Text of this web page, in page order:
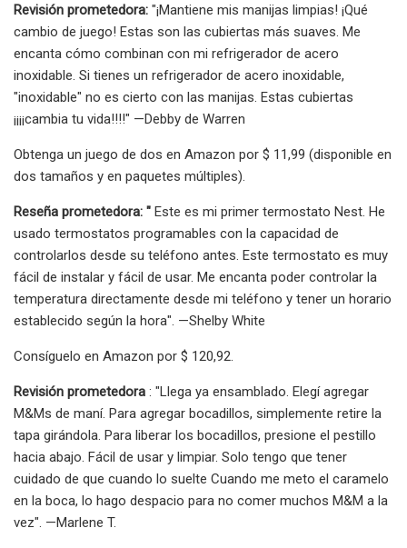
Revisión prometedora: "¡Mantiene mis manijas limpias! ¡Qué
cambio de juego! Estas son las cubiertas más suaves. Me
encanta cómo combinan con mi refrigerador de acero
inoxidable. Si tienes un refrigerador de acero inoxidable,
"inoxidable" no es cierto con las manijas. Estas cubiertas
¡¡¡¡cambia tu vida!!!!" —Debby de Warren
Obtenga un juego de dos en Amazon por $ 11,99 (disponible en
dos tamaños y en paquetes múltiples).
Reseña prometedora: " Este es mi primer termostato Nest. He
usado termostatos programables con la capacidad de
controlarlos desde su teléfono antes. Este termostato es muy
fácil de instalar y fácil de usar. Me encanta poder controlar la
temperatura directamente desde mi teléfono y tener un horario
establecido según la hora". —Shelby White
Consíguelo en Amazon por $ 120,92.
Revisión prometedora : "Llega ya ensamblado. Elegí agregar
M&Ms de maní. Para agregar bocadillos, simplemente retire la
tapa girándola. Para liberar los bocadillos, presione el pestillo
hacia abajo. Fácil de usar y limpiar. Solo tengo que tener
cuidado de que cuando lo suelte Cuando me meto el caramelo
en la boca, lo hago despacio para no comer muchos M&M a la
vez". —Marlene T.